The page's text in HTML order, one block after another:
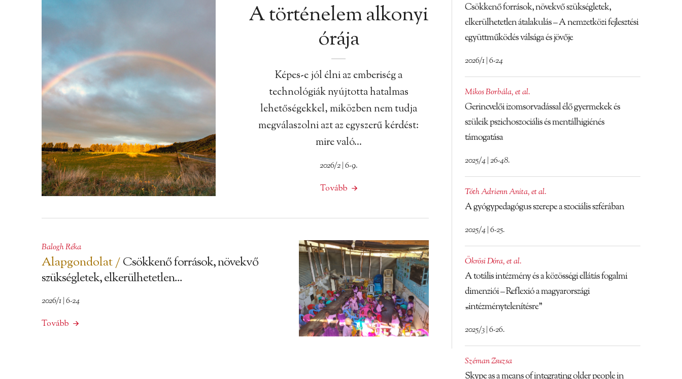
A történelem alkonyi
órája
Képes-e jól élni az emberiség a
technológiák nyújtotta hatalmas
lehetőségekkel, miközben nem tudja
megválaszolni azt az egyszerű kérdést:
mire való…
2026/2 | 6-9.
Tovább
Balogh Réka
Alapgondolat /Csökkenő források, növekvő
szükségletek, elkerülhetetlen...
2026/1 | 6-24
Tovább
Csökkenő források, növekvő szükségletek,
elkerülhetetlen átalakulás – A nemzetközi fejlesztési
együttműködés válsága és jövője
2026/1 | 6-24
Mikos Borbála,et al.
Gerincvelői izomsorvadással élő gyermekek és
szüleik pszichoszociális és mentálhigiénés
támogatása
2025/4 | 26-48.
Tóth Adrienn Anita,et al.
A gyógypedagógus szerepe a szociális szférában
2025/4 | 6-25.
Ökrösi Dóra,et al.
A totális intézmény és a közösségi ellátás fogalmi
dimenziói – Reflexió a magyarországi
„intézménytelenítésre”
2025/3 | 6-26.
Széman Zsuzsa